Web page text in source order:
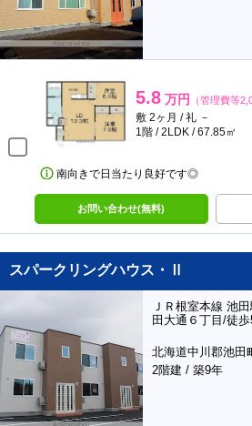
5.8 万円 （管理費等
敷 2ヶ月 / 礼 －
1階 / 2LDK / 67.85㎡
南向きで日当たり良好です◎
お問い合わせ(無料)
スパークリングハウス・Ⅱ
ＪＲ根室本線 池
田大通６丁目/徒
北海道中川郡池田
2階建 / 築9年